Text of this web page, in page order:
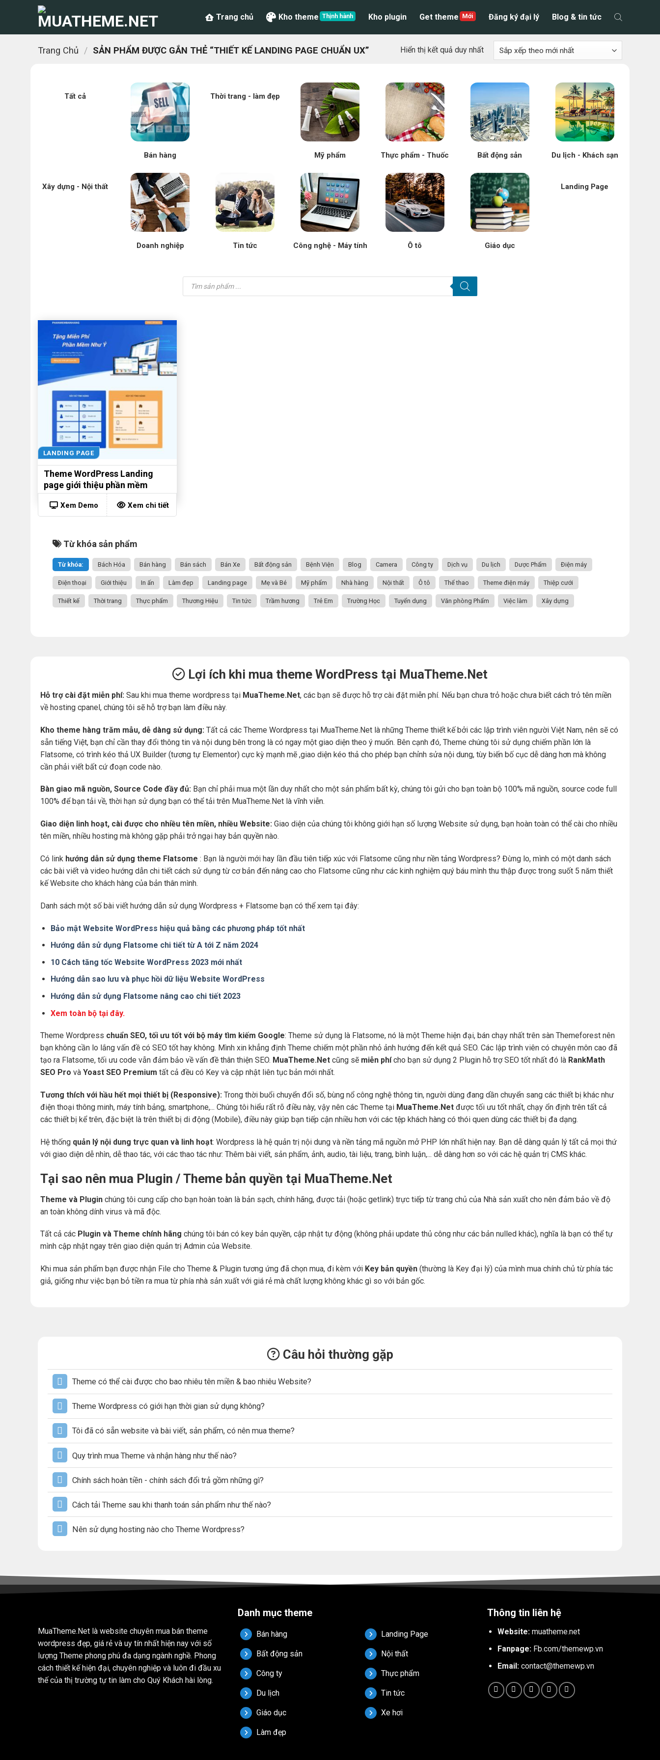
Trang chủ Kho theme Kho plugin Get theme Đăng ký đại lý Blog & tin tức
Trang Chủ / SẢN PHẨM ĐƯỢC GẮN THẺ “THIẾT KẾ LANDING PAGE CHUẨN UX” Hiển thị kết quả duy nhất
Tất cả
Bán hàng
Thời trang - làm đẹp
Mỹ phẩm Thực phẩm - Thuốc Bất động sản Du lịch - Khách sạn
Xây dựng - Nội thất
Doanh nghiệp Tin tức Công nghệ - Máy tính Ô tô Giáo dục
Landing Page
Tìm
kiếm
sản
LANDING PAGE
Theme WordPress Landing
page giới thiệu phần mềm
Xem Demo Xem chi tiết
Từ khóa sản phẩm
Từ khóa: Bách Hóa Bán hàng Bán sách Bán Xe Bất động sản Bệnh Viện Blog Camera Công ty Dịch vụ Du lịch Dược Phẩm Điện máy
Điện thoại Giới thiệu In ấn Làm đẹp Landing page Mẹ và Bé Mỹ phẩm Nhà hàng Nội thất Ô tô Thể thao Theme điện máy Thiệp cưới
Thiết kế Thời trang Thực phẩm Thương Hiệu Tin tức Trầm hương Trẻ Em Trường Học Tuyển dụng Văn phòng Phẩm Việc làm Xây dựng
Lợi ích khi mua theme WordPress tại MuaTheme.Net
Hỗ trợ cài đặt miễn phí: Sau khi mua theme wordpress tại MuaTheme.Net, các bạn sẽ được hỗ trợ cài đặt miễn phí. Nếu bạn chưa trỏ hoặc chưa biết cách trỏ tên miền
về hosting cpanel, chúng tôi sẽ hỗ trợ bạn làm điều này.
Kho theme hàng trăm mẫu, dễ dàng sử dụng: Tất cả các Theme Wordpress tại MuaTheme.Net là những Theme thiết kế bởi các lập trình viên người Việt Nam, nên sẽ có
sẵn tiếng Việt, bạn chỉ cần thay đổi thông tin và nội dung bên trong là có ngay một giao diện theo ý muốn. Bên cạnh đó, Theme chúng tôi sử dụng chiếm phần lớn là
Flatsome, có trình kéo thả UX Builder (tương tự Elementor) cực kỳ mạnh mẽ ,giao diện kéo thả cho phép bạn chỉnh sửa nội dung, tùy biến bố cục dễ dàng hơn mà không
cần phải viết bất cứ đoạn code nào.
Bàn giao mã nguồn, Source Code đầy đủ: Bạn chỉ phải mua một lần duy nhất cho một sản phẩm bất kỳ, chúng tôi gửi cho bạn toàn bộ 100% mã nguồn, source code full
100% để bạn tải về, thời hạn sử dụng bạn có thể tải trên MuaTheme.Net là vĩnh viễn.
Giao diện linh hoạt, cài được cho nhiều tên miền, nhiều Website: Giao diện của chúng tôi không giới hạn số lượng Website sử dụng, bạn hoàn toàn có thể cài cho nhiều
tên miền, nhiều hosting mà không gặp phải trở ngại hay bản quyền nào.
Có link hướng dẫn sử dụng theme Flatsome : Bạn là người mới hay lần đầu tiên tiếp xúc với Flatsome cũng như nền tảng Wordpress? Đừng lo, mình có một danh sách
các bài viết và video hướng dẫn chi tiết cách sử dụng từ cơ bản đến nâng cao cho Flatsome cũng như các kinh nghiệm quý báu mình thu thập được trong suốt 5 năm thiết
kế Website cho khách hàng của bản thân mình.
Danh sách một số bài viết hướng dẫn sử dụng Wordpress + Flatsome bạn có thể xem tại đây:
Bảo mật Website WordPress hiệu quả bằng các phương pháp tốt nhất
Hướng dẫn sử dụng Flatsome chi tiết từ A tới Z năm 2024
10 Cách tăng tốc Website WordPress 2023 mới nhất
Hướng dẫn sao lưu và phục hồi dữ liệu Website WordPress
Hướng dẫn sử dụng Flatsome nâng cao chi tiết 2023
Xem toàn bộ tại đây.
Theme Wordpress chuẩn SEO, tối ưu tốt với bộ máy tìm kiếm Google: Theme sử dụng là Flatsome, nó là một Theme hiện đại, bán chạy nhất trên sàn Themeforest nên
bạn không cần lo lắng vấn đề có SEO tốt hay không. Mình xin khẳng định Theme chiếm một phần nhỏ ảnh hướng đến kết quả SEO. Các lập trình viên có chuyên môn cao đã
tạo ra Flatsome, tối ưu code vẫn đảm bảo về vấn đề thân thiện SEO. MuaTheme.Net cũng sẽ miễn phícho bạn sử dụng 2 Plugin hỗ trợ SEO tốt nhất đó là RankMath
SEO Pro và Yoast SEO Premium tất cả đều có Key và cập nhật liên tục bản mới nhất.
Tương thích với hầu hết mọi thiết bị (Responsive): Trong thời buổi chuyển đổi số, bùng nổ công nghệ thông tin, người dùng đang dần chuyển sang các thiết bị khác như
điện thoại thông minh, máy tính bảng, smartphone,... Chúng tôi hiểu rất rõ điều này, vậy nên các Theme tại MuaTheme.Net được tối ưu tốt nhất, chạy ổn định trên tất cả
các thiết bị kể trên, đặc biệt là trên thiết bị di động (Mobile), điều này giúp bạn tiếp cận nhiều hơn với các tệp khách hàng có thói quen dùng các thiết bị đa dạng.
Hệ thống quản lý nội dung trực quan và linh hoạt: Wordpress là hệ quản trị nội dung và nền tảng mã nguồn mở PHP lớn nhất hiện nay. Bạn dễ dàng quản lý tất cả mọi thứ
với giao diện dễ nhìn, dễ thao tác, với các thao tác như: Thêm bài viết, sản phẩm, ảnh, audio, tài liệu, trang, bình luận,... dễ dàng hơn so với các hệ quản trị CMS khác.
Tại sao nên mua Plugin / Theme bản quyền tại MuaTheme.Net
Theme và Plugin chúng tôi cung cấp cho bạn hoàn toàn là bản sạch, chính hãng, được tải (hoặc getlink) trực tiếp từ trang chủ của Nhà sản xuất cho nên đảm bảo về độ
an toàn không dính virus và mã độc.
Tất cả các Plugin và Theme chính hãng chúng tôi bán có key bản quyền, cập nhật tự động (không phải update thủ công như các bản nulled khác), nghĩa là bạn có thể tự
mình cập nhật ngay trên giao diện quản trị Admin của Website.
Khi mua sản phẩm bạn được nhận File cho Theme & Plugin tương ứng đã chọn mua, đi kèm với Key bản quyền (thường là Key đại lý) của mình mua chính chủ từ phía tác
giả, giống như việc bạn bỏ tiền ra mua từ phía nhà sản xuất với giá rẻ mà chất lượng không khác gì so với bản gốc.
Câu hỏi thường gặp
Theme có thể cài được cho bao nhiêu tên miền & bao nhiêu Website?
Theme Wordpress có giới hạn thời gian sử dụng không?
Tôi đã có sẵn website và bài viết, sản phẩm, có nên mua theme?
Quy trình mua Theme và nhận hàng như thế nào?
Chính sách hoàn tiền - chính sách đổi trả gồm những gì?
Cách tải Theme sau khi thanh toán sản phẩm như thế nào?
Nên sử dụng hosting nào cho Theme Wordpress?
MuaTheme.Net là website chuyên mua bán theme
wordpress đẹp, giá rẻ và uy tín nhất hiện nay với số
lượng Theme phong phú đa dạng ngành nghề. Phong
cách thiết kế hiện đại, chuyên nghiệp và luôn đi đầu xu
thế của thị trường tự tin làm cho Quý Khách hài lòng.
Danh mục theme
Bán hàng
Bất động sản
Công ty
Du lịch
Giáo dục
Làm đẹp
Landing Page
Nội thất
Thực phẩm
Tin tức
Xe hơi
Thông tin liên hệ
Website: muatheme.net
Fanpage: Fb.com/themewp.vn
Email: contact@themewp.vn